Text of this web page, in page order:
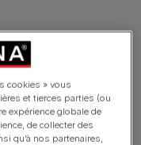
Chien senior
cookies » vous
et tierces parties (ou
expérience globale de
de collecter des
qu’à nos partenaires,